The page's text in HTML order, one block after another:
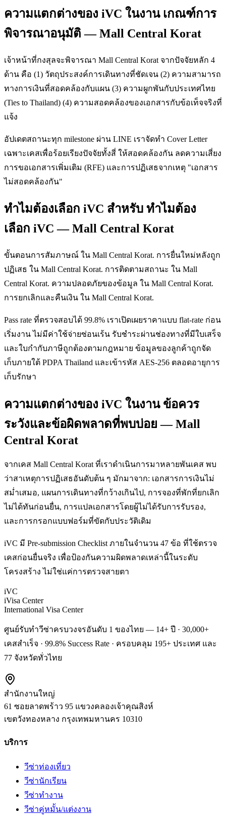
ความแตกต่างของ iVC ในงาน เกณฑ์การ
พิจารณาอนุมัติ — Mall Central Korat
เจ้าหน้าที่กงสุลจะพิจารณา Mall Central Korat จากปัจจัยหลัก 4
ด้าน คือ (1) วัตถุประสงค์การเดินทางที่ชัดเจน (2) ความสามารถ
ทางการเงินที่สอดคล้องกับแผน (3) ความผูกพันกับประเทศไทย
(Ties to Thailand) (4) ความสอดคล้องของเอกสารกับข้อเท็จจริงที่
แจ้ง
อัปเดตสถานะทุก milestone ผ่าน LINE เราจัดทำ Cover Letter
เฉพาะเคสเพื่อร้อยเรียงปัจจัยทั้งสี่ ให้สอดคล้องกัน ลดความเสี่ยง
การขอเอกสารเพิ่มเติม (RFE) และการปฏิเสธจากเหตุ "เอกสาร
ไม่สอดคล้องกัน"
ทำไมต้องเลือก iVC สำหรับ ทำไมต้อง
เลือก iVC — Mall Central Korat
ขั้นตอนการสัมภาษณ์ ใน Mall Central Korat. การยื่นใหม่หลังถูก
ปฏิเสธ ใน Mall Central Korat. การติดตามสถานะ ใน Mall
Central Korat. ความปลอดภัยของข้อมูล ใน Mall Central Korat.
การยกเลิกและคืนเงิน ใน Mall Central Korat.
Pass rate ที่ตรวจสอบได้ 99.8% เราเปิดเผยราคาแบบ flat-rate ก่อน
เริ่มงาน ไม่มีค่าใช้จ่ายซ่อนเร้น รับชำระผ่านช่องทางที่มีใบเสร็จ
และใบกำกับภาษีถูกต้องตามกฎหมาย ข้อมูลของลูกค้าถูกจัด
เก็บภายใต้ PDPA Thailand และเข้ารหัส AES-256 ตลอดอายุการ
เก็บรักษา
ความแตกต่างของ iVC ในงาน ข้อควร
ระวังและข้อผิดพลาดที่พบบ่อย — Mall
Central Korat
จากเคส Mall Central Korat ที่เราดำเนินการมาหลายพันเคส พบ
ว่าสาเหตุการปฏิเสธอันดับต้น ๆ มักมาจาก: เอกสารการเงินไม่
สม่ำเสมอ, แผนการเดินทางที่กว้างเกินไป, การจองที่พักที่ยกเลิก
ไม่ได้ทันก่อนยื่น, การแปลเอกสารโดยผู้ไม่ได้รับการรับรอง,
และการกรอกแบบฟอร์มที่ขัดกับประวัติเดิม
iVC มี Pre-submission Checklist ภายในจำนวน 47 ข้อ ที่ใช้ตรวจ
เคสก่อนยื่นจริง เพื่อป้องกันความผิดพลาดเหล่านี้ในระดับ
โครงสร้าง ไม่ใช่แค่การตรวจสายตา
iVC
iVisa Center
International Visa Center
ศูนย์รับทำวีซ่าครบวงจรอันดับ 1 ของไทย — 14+ ปี · 30,000+
เคสสำเร็จ · 99.8% Success Rate · ครอบคลุม 195+ ประเทศ และ
77 จังหวัดทั่วไทย
สำนักงานใหญ่
61 ซอยลาดพร้าว 95 แขวงคลองเจ้าคุณสิงห์
เขตวังทองหลาง กรุงเทพมหานคร 10310
บริการ
วีซ่าท่องเที่ยว
วีซ่านักเรียน
วีซ่าทำงาน
วีซ่าคู่หมั้น/แต่งงาน